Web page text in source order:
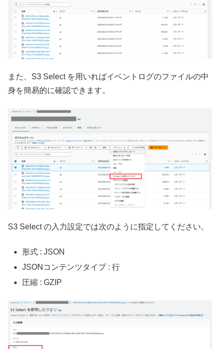
また、S3 Select を用いればイベントログのファイルの中
身を簡易的に確認できます。
S3 Select の入力設定では次のように指定してください。
形式 : JSON
JSONコンテンツタイプ : 行
圧縮 : GZIP